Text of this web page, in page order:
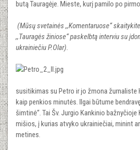
butą Tauragėje. Mieste, kurį pamilo po
(Mūsų svetainės ,,Komentaruose“
,,Tauragės žiniose“ paskelbtą interviu su
ukrainiečiu P.Olar).
susitikimas su Petro ir jo žmona žurnaliste
kaip penkios minutės. Ilgai būtume
šimtinė“. Tai Šv. Jurgio Kankinio
mišios, į kurias atvyko ukrainiečiai, minint
metines.